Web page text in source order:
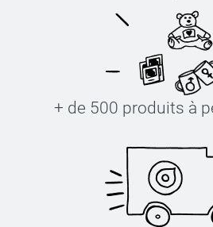
+ de 500 produits à